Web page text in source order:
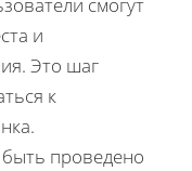
и
Это шаг
к
проведено